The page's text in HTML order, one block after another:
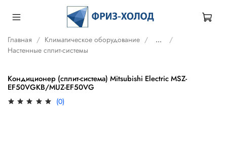
Главная Климатическое оборудование
...
Настенные сплит-системы
Кондиционер (сплит-система) Mitsubishi Electric MSZ-
EF50VGKB/MUZ-EF50VG
(0)